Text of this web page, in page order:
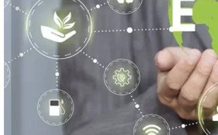
ECM
Formalização
e
Processamento
de
Documentos
de
Documentos
Digitalização